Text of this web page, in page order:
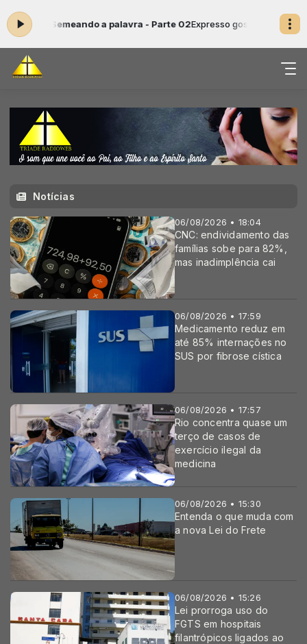
Semeando a palavra - Parte 02Expresso gospel das 09:20 às
Notícias
06/08/2026 • 18:04
CNC: endividamento das
famílias sobe para 82%,
mas inadimplência cai
06/08/2026 • 17:59
Medicamento reduz em
até 85% internações no
SUS por fibrose cística
06/08/2026 • 17:57
Rio concentra quase um
terço de casos de
exercício ilegal da
medicina
06/08/2026 • 15:30
Entenda o que muda com
a nova Lei do Frete
06/08/2026 • 15:26
Lei prorroga uso do
FGTS em hospitais
filantrópicos ligados ao